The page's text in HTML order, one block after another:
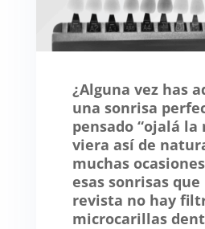
¿Alguna vez has
una sonrisa
pensado “ojalá la
viera así de
muchas
esas sonrisas
revista no hay
microcarillas